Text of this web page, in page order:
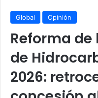
Global Opinión
Reforma de
de
2026: